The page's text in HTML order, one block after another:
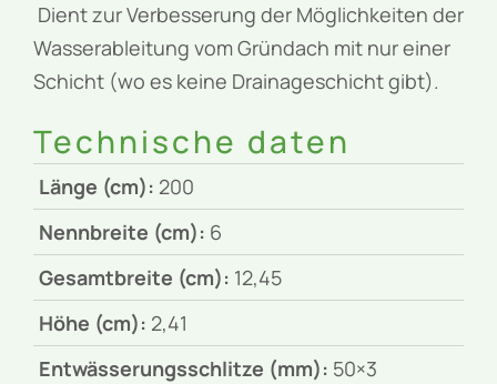
Dient zur Verbesserung der Möglichkeiten der
Wasserableitung vom Gründach mit nur einer
Schicht (wo es keine Drainageschicht gibt).
Technische daten
Länge (cm): 200
Nennbreite (cm): 6
Gesamtbreite (cm): 12,45
Höhe (cm): 2,41
Entwässerungsschlitze (mm): 50×3